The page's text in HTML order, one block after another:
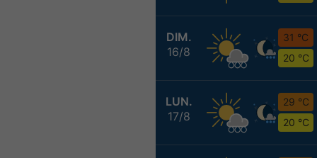
DIM.
16/8
31 °C
20 °C
LUN.
17/8
29 °C
20 °C